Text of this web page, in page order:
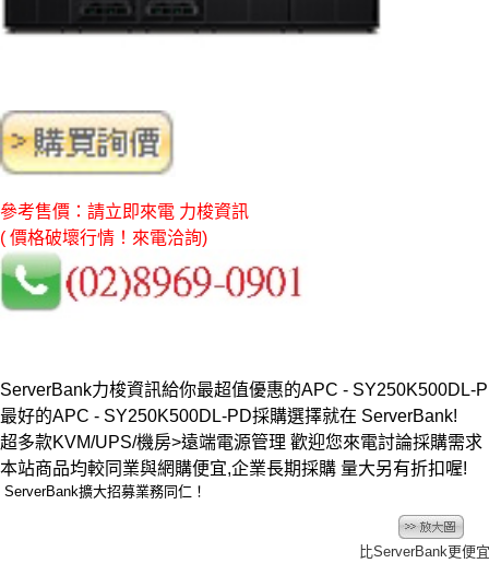
參考售價：請立即來電 力梭資訊
( 價格破壞行情！來電洽詢)
ServerBank力梭資訊給你最超值優惠的APC - SY250K500DL-
最好的APC - SY250K500DL-PD採購選擇就在 ServerBank!
超多款KVM/UPS/機房>遠端電源管理 歡迎您來電討論採購需
本站商品均較同業與網購便宜,企業長期採購 量大另有折扣喔!
ServerBank擴大招募業務同仁！
比ServerBank更便